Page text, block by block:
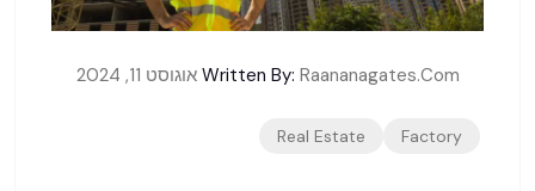
Written By: Raananagates.com אוגוסט 11, 2024
Factory
Real Estate